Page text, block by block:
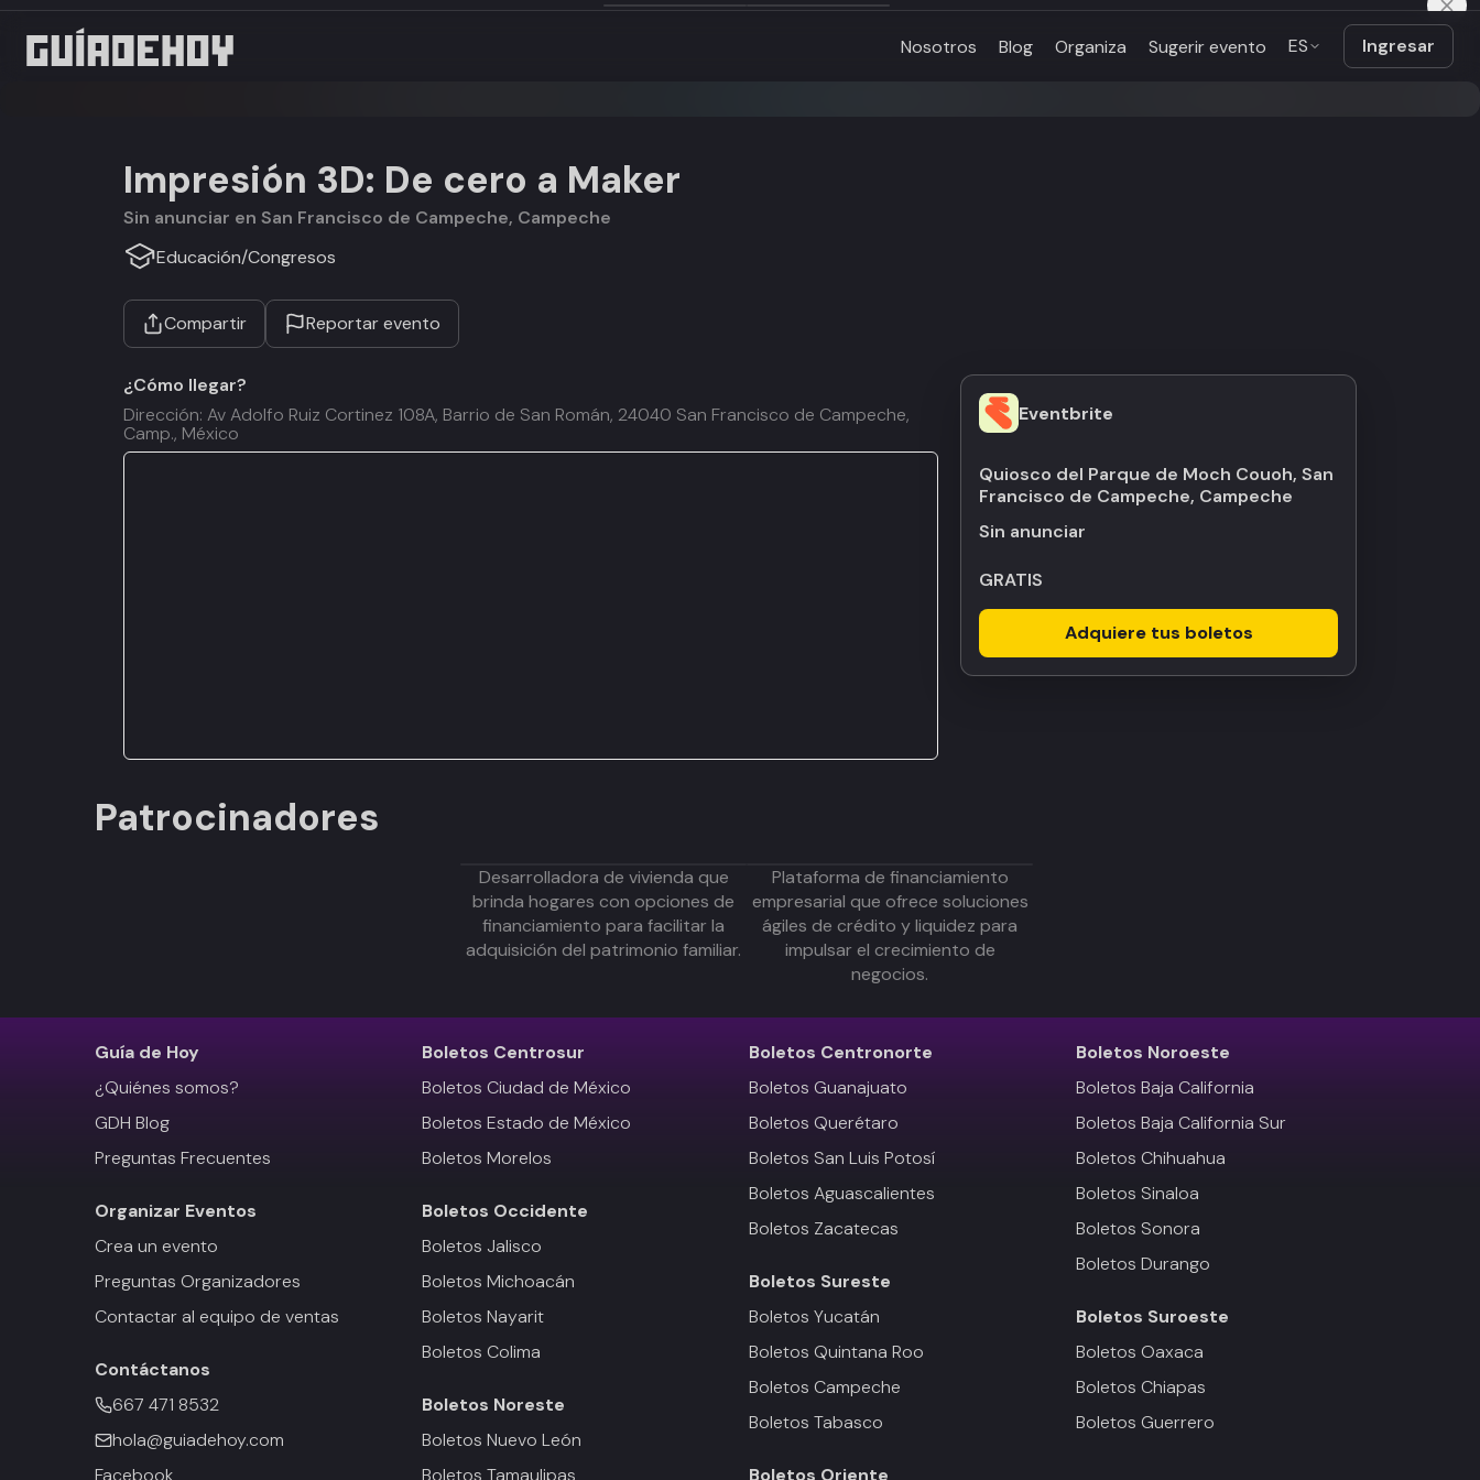
Nosotros Blog Organiza Sugerir evento ES Ingresar
Impresión 3D: De cero a Maker
Sin anunciar en San Francisco de Campeche, Campeche
Educación/Congresos
Compartir Reportar evento
Eventbrite
Quiosco del Parque de Moch Couoh, San
Francisco de Campeche, Campeche
Sin anunciar
GRATIS
Adquiere tus boletos
¿Cómo llegar?
Dirección: Av Adolfo Ruiz Cortinez 108A, Barrio de San Román, 24040 San Francisco de Campeche,
Camp., México
Patrocinadores
Desarrolladora de vivienda que
brinda hogares con opciones de
financiamiento para facilitar la
adquisición del patrimonio familiar.
Plataforma de financiamiento
empresarial que ofrece soluciones
ágiles de crédito y liquidez para
impulsar el crecimiento de
negocios.
Guía de Hoy
¿Quiénes somos?
GDH Blog
Preguntas Frecuentes
Organizar Eventos
Crea un evento
Preguntas Organizadores
Contactar al equipo de ventas
Contáctanos
667 471 8532
hola@guiadehoy.com
Facebook
Boletos Centrosur
Boletos Ciudad de México
Boletos Estado de México
Boletos Morelos
Boletos Occidente
Boletos Jalisco
Boletos Michoacán
Boletos Nayarit
Boletos Colima
Boletos Noreste
Boletos Nuevo León
Boletos Tamaulipas
Boletos Centronorte
Boletos Guanajuato
Boletos Querétaro
Boletos San Luis Potosí
Boletos Aguascalientes
Boletos Zacatecas
Boletos Sureste
Boletos Yucatán
Boletos Quintana Roo
Boletos Campeche
Boletos Tabasco
Boletos Oriente
Boletos Noroeste
Boletos Baja California
Boletos Baja California Sur
Boletos Chihuahua
Boletos Sinaloa
Boletos Sonora
Boletos Durango
Boletos Suroeste
Boletos Oaxaca
Boletos Chiapas
Boletos Guerrero